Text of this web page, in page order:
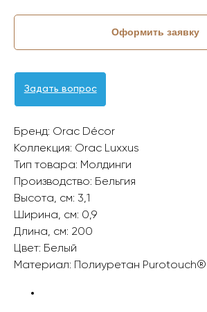
Оформить заявку
Задать вопрос
Бренд: Orac Décor
Коллекция: Orac Luxxus
Тип товара: Молдинги
Производство: Бельгия
Высота, см: 3,1
Ширина, см: 0,9
Длина, см: 200
Цвет: Белый
Материал: Полиуретан Purotouch® ‎‎ ‎‎